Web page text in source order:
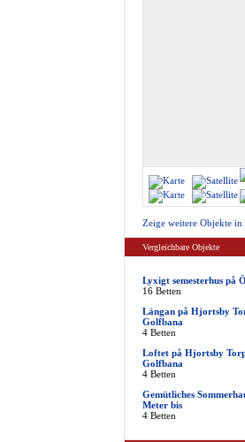
Zeige weitere Objekte in
Vergleichbare Objekte
Lyxigt semesterhus på
16 Betten
Längan på Hjortsby
Golfbana
4 Betten
Loftet på Hjortsby
Golfbana
4 Betten
Gemütliches
Meter bis
4 Betten